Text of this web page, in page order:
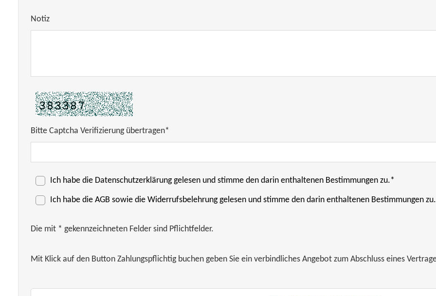
Notiz
Bitte Captcha Verifizierung übertragen*
Ich habe die Datenschutzerklärunggelesen und stimme den darin enthaltenen Bestimmungen zu.*
Ich habe die AGB sowie die Widerrufsbelehrung gelesen und stimme den darin enthaltenen Bestimmungen
Die mit * gekennzeichneten Felder sind Pflichtfelder.
Mit Klick auf den Button Zahlungspflichtig buchen geben Sie ein verbindliches Angebot zum Abschluss eines